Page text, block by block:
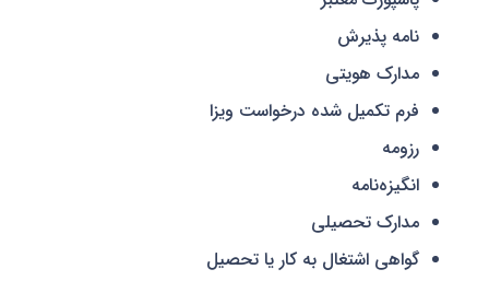
نامه پذیرش
مدارک هویتی
فرم تکمیل شده درخواست ویزا
رزومه
انگیزه‌نامه
مدارک تحصیلی
گواهی اشتغال به کار یا تحصیل